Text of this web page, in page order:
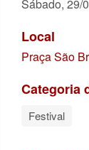
Sábado, 29/
Local
Praça São
Categoria
Festival